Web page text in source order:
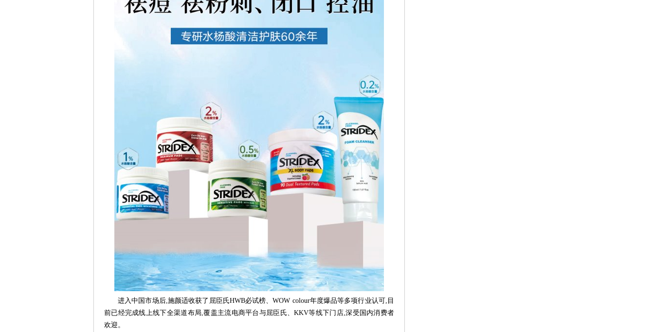
进入中国市场后,施颜适收获了屈臣氏HWB必试榜、WOW colour年度爆品等多项行业认可,目
前已经完成线上线下全渠道布局,覆盖主流电商平台与屈臣氏、KKV等线下门店,深受国内消费者
欢迎。